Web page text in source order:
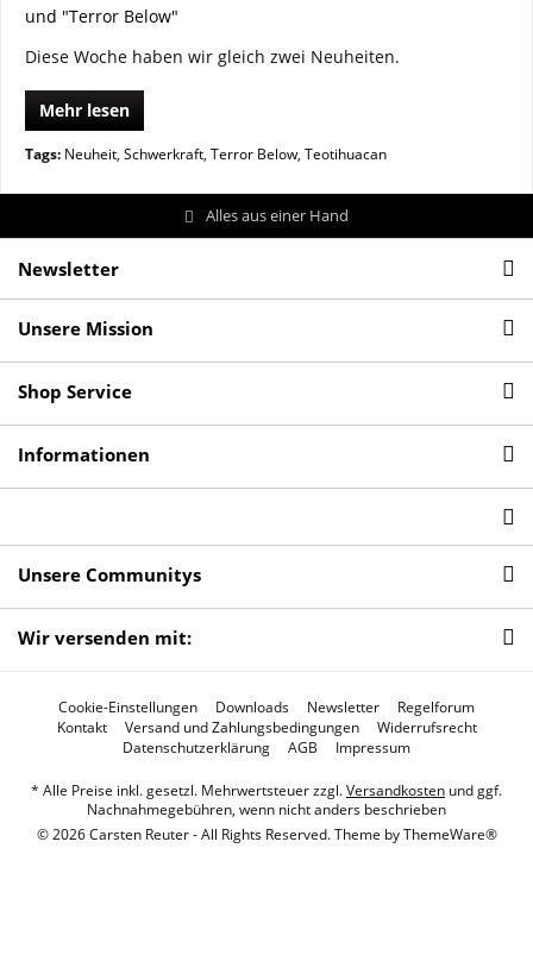
Diese Woche haben wir gleich zwei Neuheiten.
Mehr lesen
Tags: Neuheit, Schwerkraft, Terror Below, Teotihuacan
Alles aus einer Hand
Newsletter
Unsere Mission
Shop Service
Informationen
Unsere Communitys
Wir versenden mit:
Cookie-Einstellungen Downloads Newsletter
Regelforum
Kontakt
Versand und Zahlungsbedingungen
Widerrufsrecht
Datenschutzerklärung
AGB Impressum
* Alle Preise inkl. gesetzl. Mehrwertsteuer zzgl.Versandkosten und ggf.
Nachnahmegebühren, wenn nicht anders beschrieben
© 2026 Carsten Reuter - All Rights Reserved. Theme byThemeWare®